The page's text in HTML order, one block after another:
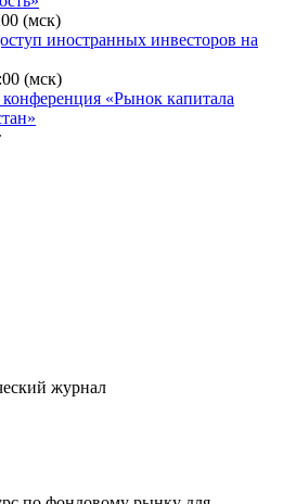
Cbonds Congress
стандарт инвестиций в
(мск)
иностранных инвесторов на
«Рынок капитала